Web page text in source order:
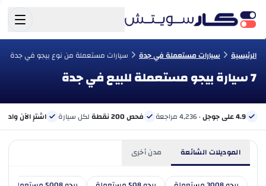
الرئيسية سيارات مستعملة في جدة سيارات مستعملة من نوع بيجو في جدة
7 سيارة بيجو مستعملة للبيع في جدة
4.9 على جوجل · 4,236 مراجعة فحص 200 نقطة لكل سيارة اشترِ الآن
الموديلات الشائعة مدن أخرى